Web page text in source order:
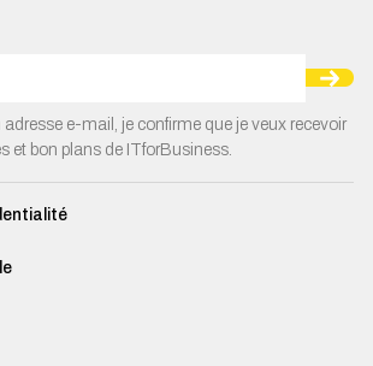
e-mail, je confirme que je veux recevoir
et bon plans de ITforBusiness.